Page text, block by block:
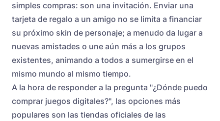
simples compras: son una invitación. Enviar una
tarjeta de regalo a un amigo no se limita a financiar
su próximo skin de personaje; a menudo da lugar a
nuevas amistades o une aún más a los grupos
existentes, animando a todos a sumergirse en el
mismo mundo al mismo tiempo.
A la hora de responder a la pregunta "¿Dónde puedo
comprar juegos digitales?", las opciones más
populares son las tiendas oficiales de las